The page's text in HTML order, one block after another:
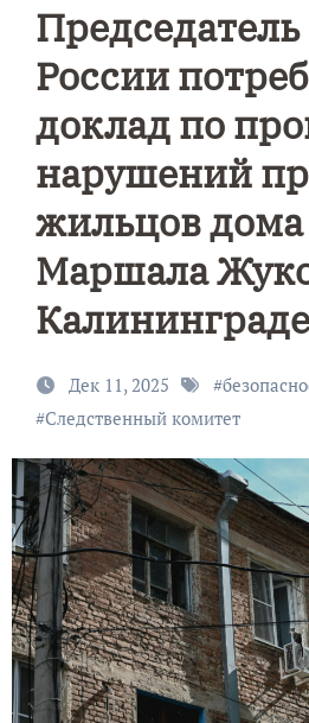
России
доклад по
нарушений
жильцов
Маршала
Калининграде
Дек 11, 2025 #
#Следственный комитет